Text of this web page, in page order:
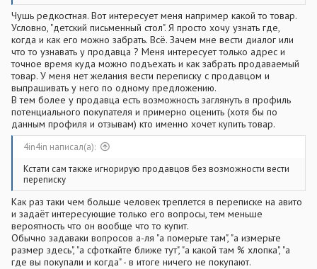
Чушь редкостная. Вот интересует меня например какой то товар.
Условно, "детский письменный стол". Я просто хочу узнать где,
когда и как его можно забрать. Всё. Зачем мне вести диалог или
что то узнавать у продавца ? Меня интересует только адрес и
точное время куда можно подъехать и как забрать продаваемый
товар. У меня нет желания вести переписку с продавцом и
выпрашивать у него по одному предложению.
В тем более у продавца есть возможность заглянуть в профиль
потенциального покупателя и примерно оценить (хотя бы по
данным профиля и отзывам) кто именно хочет купить товар.
4in4in написал(а):
Кстати сам также игнорирую продавцов без возможности вести
переписку
Как раз таки чем больше человек треплется в переписке на авито
и задаёт интересующие только его вопросы, тем меньше
вероятность что он вообще что то купит.
Обычно задаваки вопросов а-ля "а померьте там", "а измерьте
размер здесь", "а сфоткайте ближе тут", "а какой там % хлопка", "а
где вы покупали и когда" - в итоге ничего не покупают.